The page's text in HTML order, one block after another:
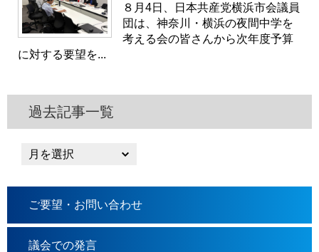
８月4日、日本共産党横浜市会議員
団は、神奈川・横浜の夜間中学を
考える会の皆さんから次年度予算
に対する要望を...
過去記事一覧
ご要望・お問い合わせ
議会での発言